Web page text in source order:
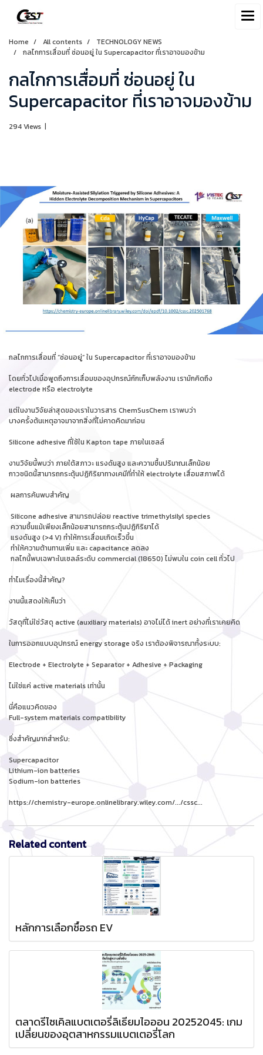
Home All contents
TECHNOLOGY NEWS
กลไกการเสื่อมที่ ซ่อนอยู่ ใน Supercapacitor ที่เราอาจมองข้าม
กลไกการเสื่อมที่ ซ่อนอยู่ ใน
Supercapacitor ที่เราอาจมองข้าม
294 Views |
กลไกการเสื่อมที่ “ซ่อนอยู่” ใน Supercapacitor ที่เราอาจมองข้าม
โดยทั่วไปเมื่อพูดถึงการเสื่อมของอุปกรณ์กักเก็บพลังงาน เรามักคิดถึง
electrode หรือ electrolyte
แต่ในงานวิจัยล่าสุดของเราในวารสาร ChemSusChem เราพบว่า
บางครั้งต้นเหตุอาจมาจากสิ่งที่ไม่คาดคิดมาก่อน
Silicone adhesive ที่ใช้ใน Kapton tape ภายในเซลล์
งานวิจัยนี้พบว่า ภายใต้สภาวะ แรงดันสูง และความชื้นปริมาณเล็กน้อย
กาวชนิดนี้สามารถกระตุ้นปฏิกิริยาทางเคมีที่ทำให้ electrolyte เสื่อมสภาพได้
ผลการค้นพบสำคัญ
Silicone adhesive สามารถปล่อย reactive trimethylsilyl species
ความชื้นแม้เพียงเล็กน้อยสามารถกระตุ้นปฏิกิริยาได้
แรงดันสูง (>4 V) ทำให้การเสื่อมเกิดเร็วขึ้น
ทำให้ความต้านทานเพิ่ม และ capacitance ลดลง
กลไกนี้พบเฉพาะในเซลล์ระดับ commercial (18650) ไม่พบใน coin cell ทั่วไป
ทำไมเรื่องนี้สำคัญ?
งานนี้แสดงให้เห็นว่า
วัสดุที่ไม่ใช่วัสดุ active (auxiliary materials) อาจไม่ได้ inert อย่างที่เราเคยคิด
ในการออกแบบอุปกรณ์ energy storage จริง เราต้องพิจารณาทั้งระบบ:
Electrode + Electrolyte + Separator + Adhesive + Packaging
ไม่ใช่แค่ active materials เท่านั้น
นี่คือแนวคิดของ
Full-system materials compatibility
ซึ่งสำคัญมากสำหรับ:
Supercapacitor
Lithium-ion batteries
Sodium-ion batteries
https://chemistry-europe.onlinelibrary.wiley.com/.../cssc...
Related content
หลักการเลือกซื้อรถ EV
ตลาดรีไซเคิลแบตเตอรี่ลิเธียมไอออน 20252045: เกม
เปลี่ยนของอุตสาหกรรมแบตเตอรี่โลก